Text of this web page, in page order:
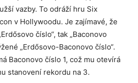
vazby. To odráží hru Six
v Hollywoodu. Je zajímavé, že
číslo“, tak „Baconovo
„Erdősovo-Baconovo číslo“.
Baconovo číslo 1, což mu otevírá
stanovení rekordu na 3.